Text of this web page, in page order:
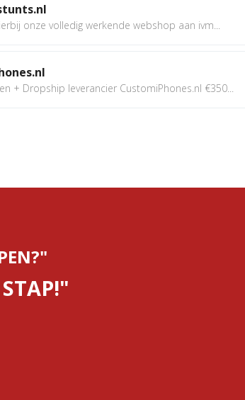
onze volledig werkende webshop aan ivm...
+ Dropship leverancier CustomiPhones.nl €350...